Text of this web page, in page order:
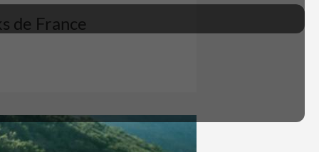
de France